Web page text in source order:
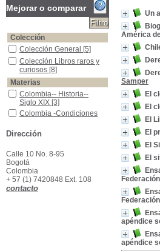
Un
América
Samper
El
El
El
El
El
El
apéndice
apéndice
Mejorar o comparar
Colección
Colección General
Colección General [5]
Colección Libros raros y curiosos
Colección Libros raros y
curiosos [8]
Materias
Colombia-- Historia-- Siglo XIX
Colombia-- Historia--
Siglo XIX [3]
Colombia -Condiciones sociales -Siglo XIX
Colombia -Condiciones
Colombia -Descripciones y viajes -1850-1851
Colombia -Descripciones
Colombia -Descripciones y viajes -Siglo XIX
Colombia -Descripciones
y viajes -Siglo XIX
Colombia -Geografía -Siglo XIX
Colombia -Geografía -
Siglo XIX[2]
Colombia -Geografía Política
Colombia -Geografía
Revoluciones -Colombia -Siglo XIX
América -Descubrimiento y exploraciones -
Dirección
Calle 10 No. 8-95
Bogotá
Colombia
+ 57 (1) 7420848 Ext. 108
contacto